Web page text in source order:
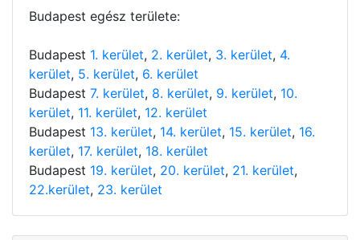
Budapest egész területe:
Budapest 1. kerület, 2. kerület, 3. kerület, 4.
kerület, 5. kerület, 6. kerület
Budapest 7. kerület, 8. kerület, 9. kerület, 10.
kerület, 11. kerület, 12. kerület
Budapest 13. kerület, 14. kerület, 15. kerület, 16.
kerület, 17. kerület, 18. kerület
Budapest 19. kerület, 20. kerület, 21. kerület,
22.kerület, 23. kerület